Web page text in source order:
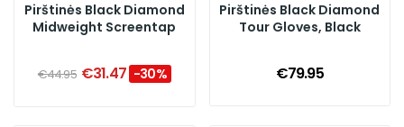
Pirštinės Black Diamond
Midweight Screentap
€44.95 €31.47 -30%
Pirštinės Black Diamond
Tour Gloves, Black
€79.95